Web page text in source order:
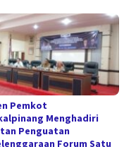
Pemkot
Menghadiri
Penguatan
Forum Satu